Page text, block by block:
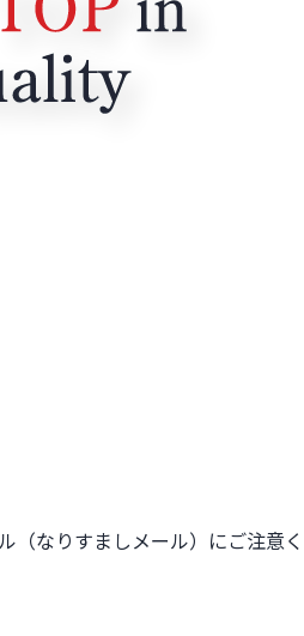
（なりすましメール）にご注意く